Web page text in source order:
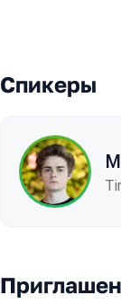
Спикеры